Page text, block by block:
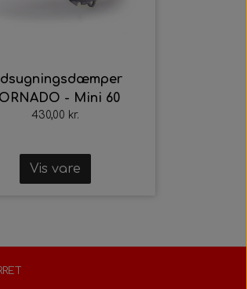
- Mini 60
430,00 kr.
Vis vare